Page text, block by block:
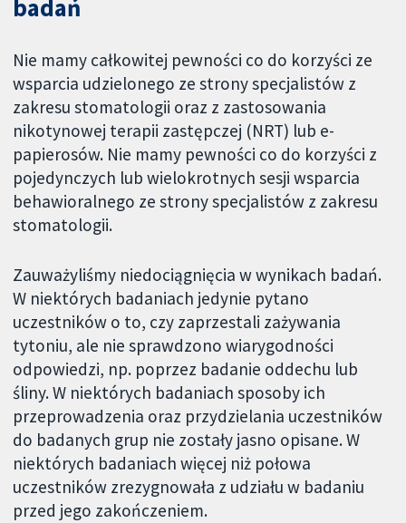
badań
Nie mamy całkowitej pewności co do korzyści ze
wsparcia udzielonego ze strony specjalistów z
zakresu stomatologii oraz z zastosowania
nikotynowej terapii zastępczej (NRT) lub e-
papierosów. Nie mamy pewności co do korzyści z
pojedynczych lub wielokrotnych sesji wsparcia
behawioralnego ze strony specjalistów z zakresu
stomatologii.
Zauważyliśmy niedociągnięcia w wynikach badań.
W niektórych badaniach jedynie pytano
uczestników o to, czy zaprzestali zażywania
tytoniu, ale nie sprawdzono wiarygodności
odpowiedzi, np. poprzez badanie oddechu lub
śliny. W niektórych badaniach sposoby ich
przeprowadzenia oraz przydzielania uczestników
do badanych grup nie zostały jasno opisane. W
niektórych badaniach więcej niż połowa
uczestników zrezygnowała z udziału w badaniu
przed jego zakończeniem.